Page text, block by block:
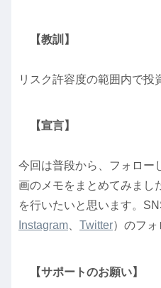
【教訓】
リスク許容度の範囲内で投
【宣言】
今回は普段から、フォロー
画のメモをまとめてみまし
を行いたいと思います。
Instagram
Twitter）のフ
【サポートのお願い】